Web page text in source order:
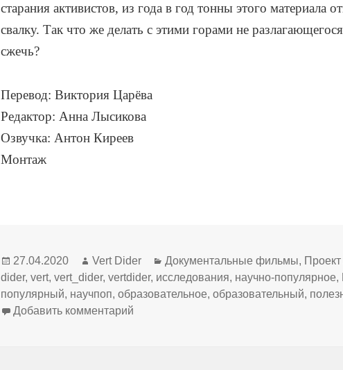
старания активистов, из года в год тонны этого материала
свалку. Так что же делать с этими горами не
сжечь?
Перевод: Виктория Царёва
Редактор: Анна Лысикова
Озвучка: Антон Киреев
Монтаж
Опубликовано
27.04.2020 Автор
Vert Dider Рубрики
Документальные фильмы,
dider,vert,vert_dider,vertdider, исследования, научно-популярное,
популярный, научпоп,образовательное,образовательный,
Добавить комментарий